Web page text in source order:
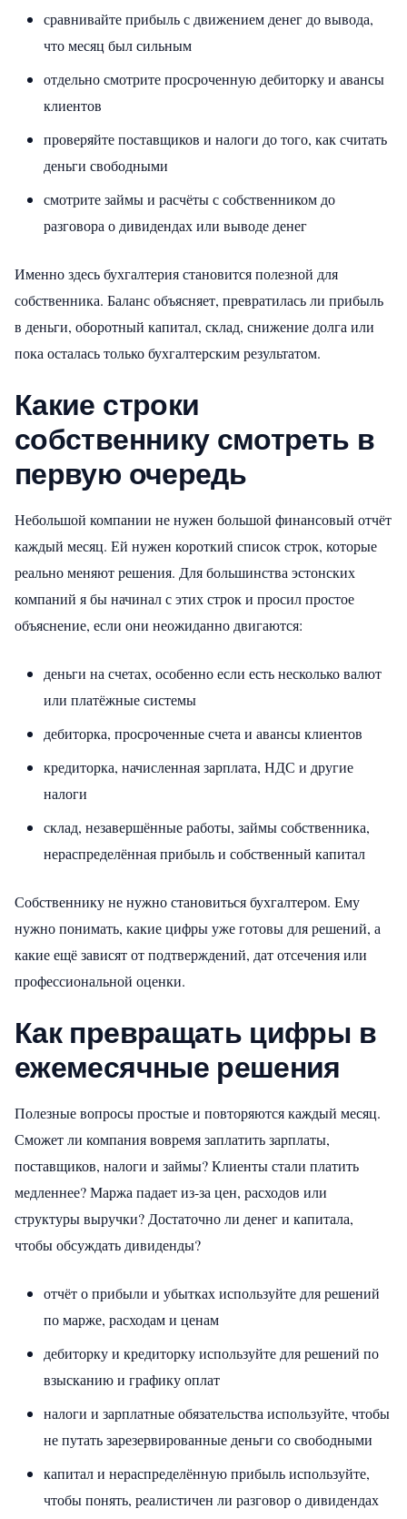
сравнивайте прибыль с движением денег до вывода,
что месяц был сильным
отдельно смотрите просроченную дебиторку и авансы
клиентов
проверяйте поставщиков и налоги до того, как считать
деньги свободными
смотрите займы и расчёты с собственником до
разговора о дивидендах или выводе денег
Именно здесь бухгалтерия становится полезной для
собственника. Баланс объясняет, превратилась ли прибыль
в деньги, оборотный капитал, склад, снижение долга или
пока осталась только бухгалтерским результатом.
Какие строки
собственнику смотреть в
первую очередь
Небольшой компании не нужен большой финансовый отчёт
каждый месяц. Ей нужен короткий список строк, которые
реально меняют решения. Для большинства эстонских
компаний я бы начинал с этих строк и просил простое
объяснение, если они неожиданно двигаются:
деньги на счетах, особенно если есть несколько валют
или платёжные системы
дебиторка, просроченные счета и авансы клиентов
кредиторка, начисленная зарплата, НДС и другие
налоги
склад, незавершённые работы, займы собственника,
нераспределённая прибыль и собственный капитал
Собственнику не нужно становиться бухгалтером. Ему
нужно понимать, какие цифры уже готовы для решений, а
какие ещё зависят от подтверждений, дат отсечения или
профессиональной оценки.
Как превращать цифры в
ежемесячные решения
Полезные вопросы простые и повторяются каждый месяц.
Сможет ли компания вовремя заплатить зарплаты,
поставщиков, налоги и займы? Клиенты стали платить
медленнее? Маржа падает из-за цен, расходов или
структуры выручки? Достаточно ли денег и капитала,
чтобы обсуждать дивиденды?
отчёт о прибыли и убытках используйте для решений
по марже, расходам и ценам
дебиторку и кредиторку используйте для решений по
взысканию и графику оплат
налоги и зарплатные обязательства используйте, чтобы
не путать зарезервированные деньги со свободными
капитал и нераспределённую прибыль используйте,
чтобы понять, реалистичен ли разговор о дивидендах